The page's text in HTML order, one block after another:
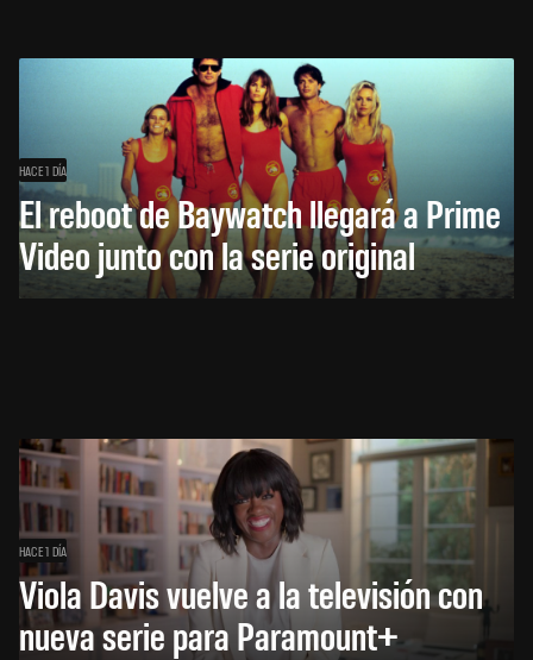
HACE 1 DÍA
El reboot de Baywatch llegará a Prime
Video junto con la serie original
HACE 1 DÍA
Viola Davis vuelve a la televisión con
nueva serie para Paramount+